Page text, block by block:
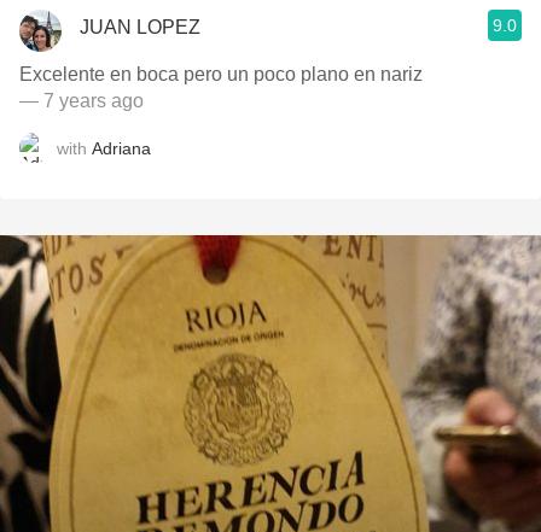
JUAN LOPEZ 9.0
Excelente en boca pero un poco plano en nariz
— 7 years ago
with Adriana